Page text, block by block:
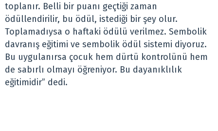
toplanır. Belli bir puanı geçtiği zaman
ödüllendirilir, bu ödül, istediği bir şey olur.
Toplamadıysa o haftaki ödülü verilmez. Sembolik
davranış eğitimi ve sembolik ödül sistemi diyoruz.
Bu uygulanırsa çocuk hem dürtü kontrolünü hem
de sabırlı olmayı öğreniyor. Bu dayanıklılık
eğitimidir” dedi.